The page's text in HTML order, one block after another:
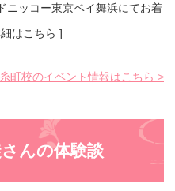
ッコー東京ベイ舞浜にてお着
はこちら ]
町校のイベント情報はこちら >
んの体験談